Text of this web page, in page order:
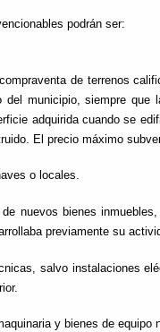
podrán ser:
de terrenos
del municipio, siempre
adquirida cuando se
El precio máximo
o locales.
de nuevos bienes
previamente su
salvo instalaciones
y bienes de equipo